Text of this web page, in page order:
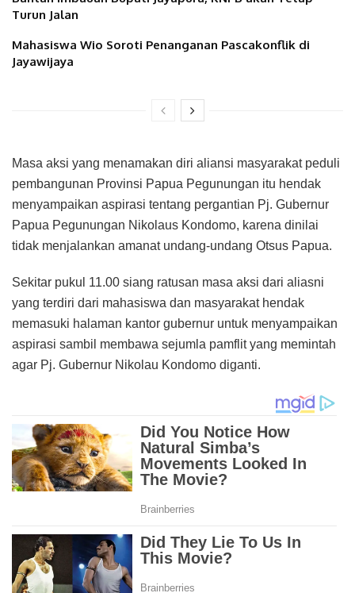
Turun Jalan
Mahasiswa Wio Soroti Penanganan Pascakonflik di
Jayawijaya
Masa aksi yang menamakan diri aliansi masyarakat peduli
pembangunan Provinsi Papua Pegunungan itu hendak
menyampaikan aspirasi tentang pergantian Pj. Gubernur
Papua Pegunungan Nikolaus Kondomo, karena dinilai
tidak menjalankan amanat undang-undang Otsus Papua.
Sekitar pukul 11.00 siang ratusan masa aksi dari aliasni
yang terdiri dari mahasiswa dan masyarakat hendak
memasuki halaman kantor gubernur untuk menyampaikan
aspirasi sambil membawa sejumla pamflit yang memintah
agar Pj. Gubernur Nikolau Kondomo diganti.